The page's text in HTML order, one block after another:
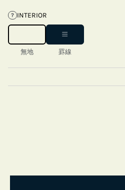
? INTERIOR
無地 罫線